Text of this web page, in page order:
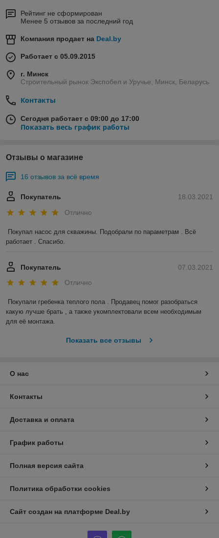
Рейтинг не сформирован
Менее 5 отзывов за последний год
Компания продает на Deal.by
Работает с 05.09.2015
г. Минск
Строительный рынок Экспобел и Уручье, Минск, Беларусь
Контакты
Сегодня работает с 09:00 до 17:00
Показать весь график работы
Отзывы о магазине
16 отзывов за всё время
18.03.2021
Покупатель
Отлично
Покупал насос для скважины. Подобрали по параметрам . Всё
работает . Спасибо.
07.03.2021
Покупатель
Отлично
Покупали гребенка теплого пола . Продавец помог разобраться
какую лучше брать , а также укомплектовали всем необходимым
для её монтажа.
Показать все отзывы
О нас
Контакты
Доставка и оплата
График работы
Полная версия сайта
Политика обработки cookies
Сайт создан на платформе Deal.by